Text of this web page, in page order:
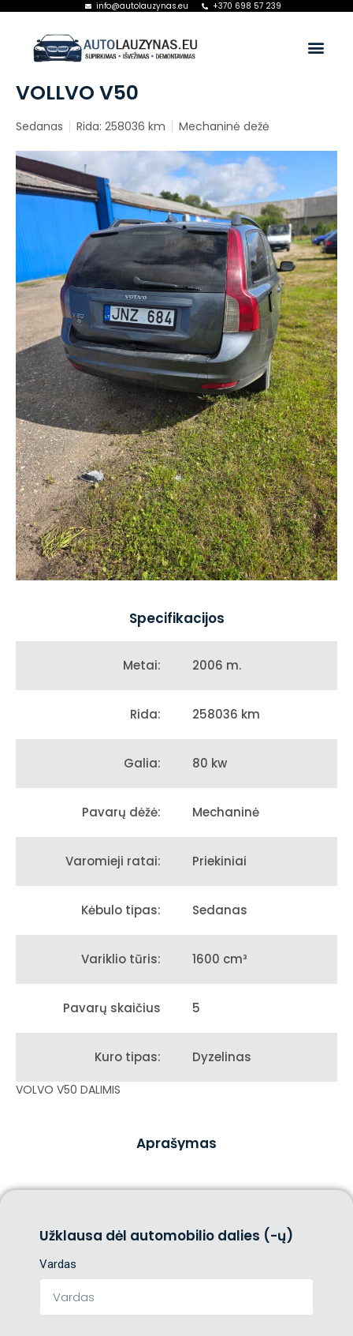
info@autolauzynas.eu +370 698 57 239
VOLLVO V50
Sedanas Rida: 258036 km Mechaninė dežė
Specifikacijos
Metai: 2006 m.
Rida: 258036 km
Galia: 80 kw
Pavarų dėžė: Mechaninė
Varomieji ratai: Priekiniai
Kėbulo tipas: Sedanas
Variklio tūris: 1600 cm³
Pavarų skaičius 5
Kuro tipas: Dyzelinas
VOLVO V50 DALIMIS
Aprašymas
Užklausa dėl automobilio dalies (-ų)
Vardas